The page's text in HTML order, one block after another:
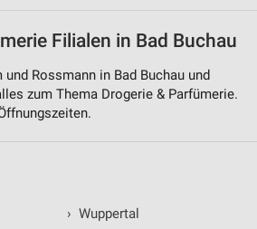
Filialen in Bad Buchau
Rossmann in Bad Buchau und
zum Thema Drogerie & Parfümerie.
› Wuppertal